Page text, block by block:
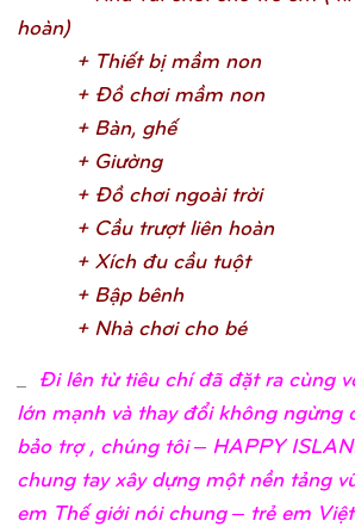
hoàn)
+ Thiết bịmầm non
+ Đồchơi mầm non
+ Bàn, ghế
+ Giường
+ Đồchơi ngoài trời
+ Cầu trượt liên hoàn
+ Xích đu cầu tuột
+ Bập bênh
+ Nhà chơi cho bé
Đi lên từ tiêu chí đã đặt ra cùng
lớn mạnh và thay đổi không ngừng
bảo trợ , chúng tôi – HAPPY
chung tay xây dựng một nền tảng
em Thế giới nói chung – trẻ em